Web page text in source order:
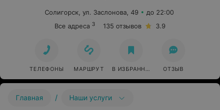
Солигорск, ул. Заслонова, 49
до 22:00
Все адреса 3 135 отзывов 3.9
ТЕЛЕФОНЫ МАРШРУТ В ИЗБРАННОЕ ОТЗЫВ
Главная / Наши услуги